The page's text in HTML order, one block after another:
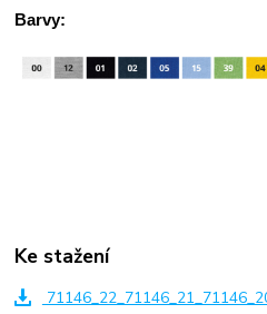
Barvy:
Ke stažení